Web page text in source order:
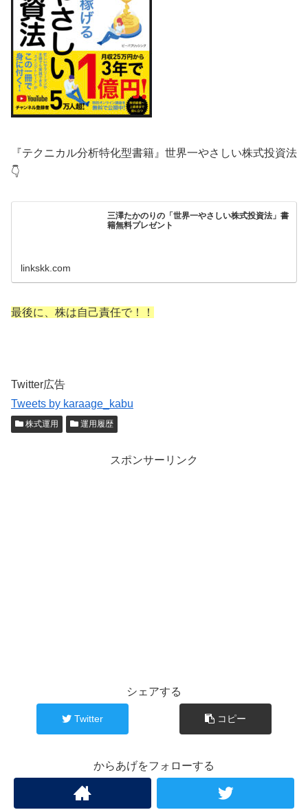
『テクニカル分析特化型書籍』世界一やさしい株式投資法
👇
三澤たかのりの「世界一やさしい株式投資法」書
籍無料プレゼント
linkskk.com
最後に、株は自己責任で！！
Twitter広告
Tweets by karaage_kabu
株式運用 運用履歴
スポンサーリンク
シェアする
Twitter コピー
からあげをフォローする